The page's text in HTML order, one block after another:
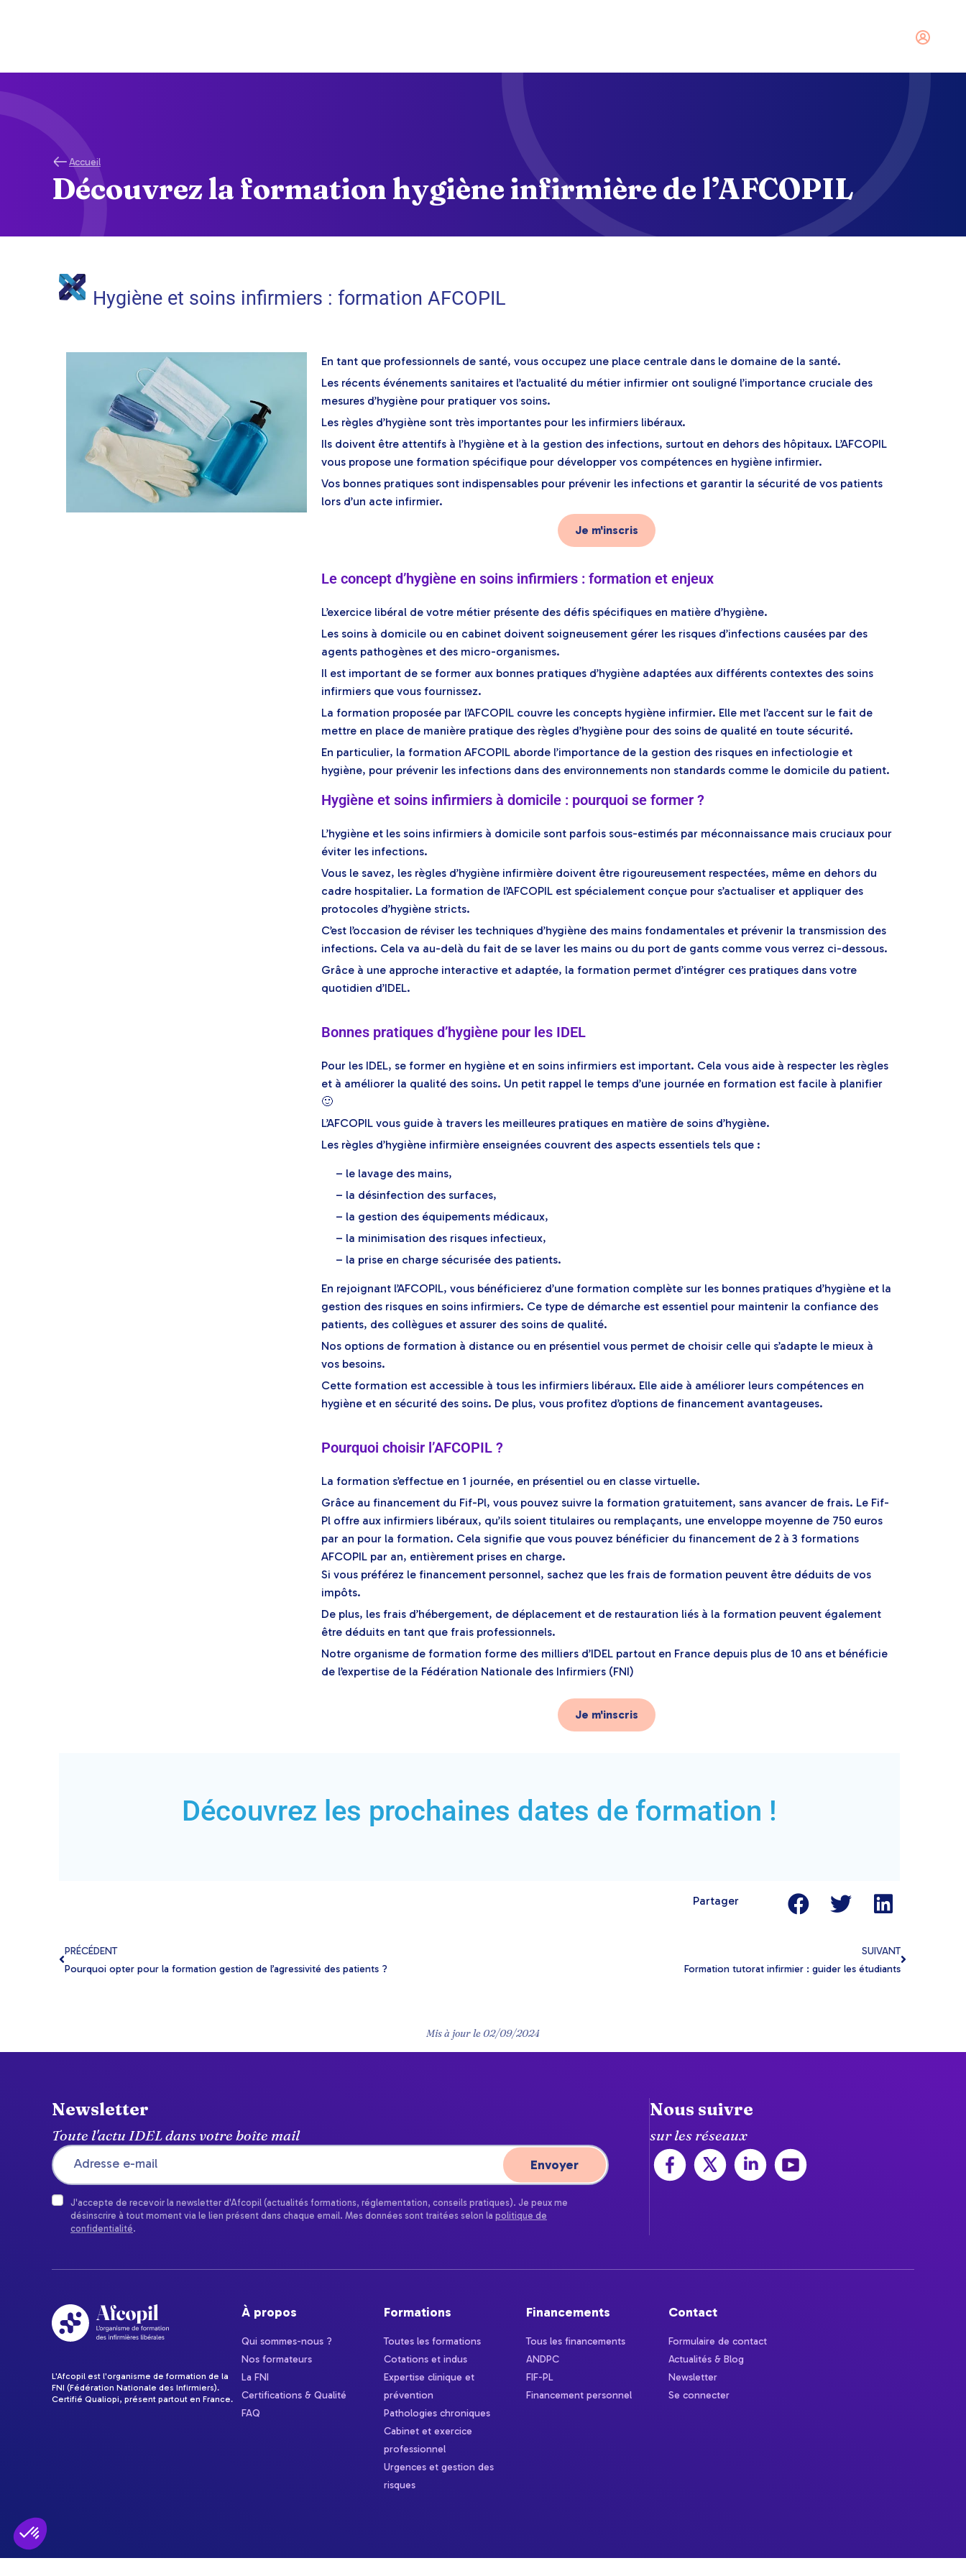
Notre plateforme vous permet d'adapter et de gérer vos paramètres de confidentialité, en garantissant la conformité avec les réglementations. Personnalisez vos préférences pour contrôler la manière dont
Accueil
Découvrez la formation hygiène infirmière de l’AFCOPIL
Hygiène et soins infirmiers : formation AFCOPIL
En tant que professionnels de santé, vous occupez une place centrale dans le domaine de la santé.
Les récents événements sanitaires et l’actualité du métier infirmier ont souligné l’importance cruciale des
mesures d’hygiène pour pratiquer vos soins.
Les règles d’hygiène sont très importantes pour les infirmiers libéraux.
Ils doivent être attentifs à l’hygiène et à la gestion des infections, surtout en dehors des hôpitaux. L’AFCOPIL
vous propose une formation spécifique pour développer vos compétences en hygiène infirmier.
Vos bonnes pratiques sont indispensables pour prévenir les infections et garantir la sécurité de vos patients
lors d’un acte infirmier.
Je m'inscris
Le concept d’hygiène en soins infirmiers : formation et enjeux
L’exercice libéral de votre métier présente des défis spécifiques en matière d’hygiène.
Les soins à domicile ou en cabinet doivent soigneusement gérer les risques d’infections causées par des
agents pathogènes et des micro-organismes.
Il est important de se former aux bonnes pratiques d’hygiène adaptées aux différents contextes des soins
infirmiers que vous fournissez.
La formation proposée par l’AFCOPIL couvre les concepts hygiène infirmier. Elle met l’accent sur le fait de
mettre en place de manière pratique des règles d’hygiène pour des soins de qualité en toute sécurité.
En particulier, la formation AFCOPIL aborde l’importance de la gestion des risques en infectiologie et
hygiène, pour prévenir les infections dans des environnements non standards comme le domicile du patient.
Hygiène et soins infirmiers à domicile : pourquoi se former ?
L’hygiène et les soins infirmiers à domicile sont parfois sous-estimés par méconnaissance mais cruciaux pour
éviter les infections.
Vous le savez, les règles d’hygiène infirmière doivent être rigoureusement respectées, même en dehors du
cadre hospitalier. La formation de l’AFCOPIL est spécialement conçue pour s’actualiser et appliquer des
protocoles d’hygiène stricts.
C’est l’occasion de réviser les techniques d’hygiène des mains fondamentales et prévenir la transmission des
infections. Cela va au-delà du fait de se laver les mains ou du port de gants comme vous verrez ci-dessous.
Grâce à une approche interactive et adaptée, la formation permet d’intégrer ces pratiques dans votre
quotidien d’IDEL.
Bonnes pratiques d’hygiène pour les IDEL
Pour les IDEL, se former en hygiène et en soins infirmiers est important. Cela vous aide à respecter les règles
et à améliorer la qualité des soins. Un petit rappel le temps d’une journée en formation est facile à planifier
🙂
L’AFCOPIL vous guide à travers les meilleures pratiques en matière de soins d’hygiène.
Les règles d’hygiène infirmière enseignées couvrent des aspects essentiels tels que :
– le lavage des mains,
– la désinfection des surfaces,
– la gestion des équipements médicaux,
– la minimisation des risques infectieux,
– la prise en charge sécurisée des patients.
En rejoignant l’AFCOPIL, vous bénéficierez d’une formation complète sur les bonnes pratiques d’hygiène et la
gestion des risques en soins infirmiers. Ce type de démarche est essentiel pour maintenir la confiance des
patients, des collègues et assurer des soins de qualité.
Nos options de formation à distance ou en présentiel vous permet de choisir celle qui s’adapte le mieux à
vos besoins.
Cette formation est accessible à tous les infirmiers libéraux. Elle aide à améliorer leurs compétences en
hygiène et en sécurité des soins. De plus, vous profitez d’options de financement avantageuses.
Pourquoi choisir l’AFCOPIL ?
La formation s’effectue en 1 journée, en présentiel ou en classe virtuelle.
Grâce au financement du Fif-Pl, vous pouvez suivre la formation gratuitement, sans avancer de frais. Le Fif-
Pl offre aux infirmiers libéraux, qu’ils soient titulaires ou remplaçants, une enveloppe moyenne de 750 euros
par an pour la formation. Cela signifie que vous pouvez bénéficier du financement de 2 à 3 formations
AFCOPIL par an, entièrement prises en charge.
Si vous préférez le financement personnel, sachez que les frais de formation peuvent être déduits de vos
impôts.
De plus, les frais d’hébergement, de déplacement et de restauration liés à la formation peuvent également
être déduits en tant que frais professionnels.
Notre organisme de formation forme des milliers d’IDEL partout en France depuis plus de 10 ans et bénéficie
de l’expertise de la Fédération Nationale des Infirmiers (FNI)
Je m'inscris
Découvrez les prochaines dates de formation !
Partager
PRÉCÉDENT
Pourquoi opter pour la formation gestion de l’agressivité des patients ?
SUIVANT
Formation tutorat infirmier : guider les étudiants
Mis à jour le02/09/2024
Newsletter
Toute l'actu IDEL dans votre boîte mail
J'accepte de recevoir la newsletter d'Afcopil (actualités formations, réglementation, conseils pratiques). Je peux me
désinscrire à tout moment via le lien présent dans chaque email. Mes données sont traitées selon la politique de
confidentialité.
Nous suivre
sur les réseaux
L'Afcopil est l'organisme de formation de la
FNI (Fédération Nationale des Infirmiers).
Certifié Qualiopi, présent partout en France.
À propos
Qui sommes-nous ?
Nos formateurs
La FNI
Certifications & Qualité
FAQ
Formations
Toutes les formations
Cotations et indus
Expertise clinique et
prévention
Pathologies chroniques
Cabinet et exercice
professionnel
Urgences et gestion des
risques
Financements
Tous les financements
ANDPC
FIF-PL
Financement personnel
Contact
Formulaire de contact
Actualités & Blog
Newsletter
Se connecter